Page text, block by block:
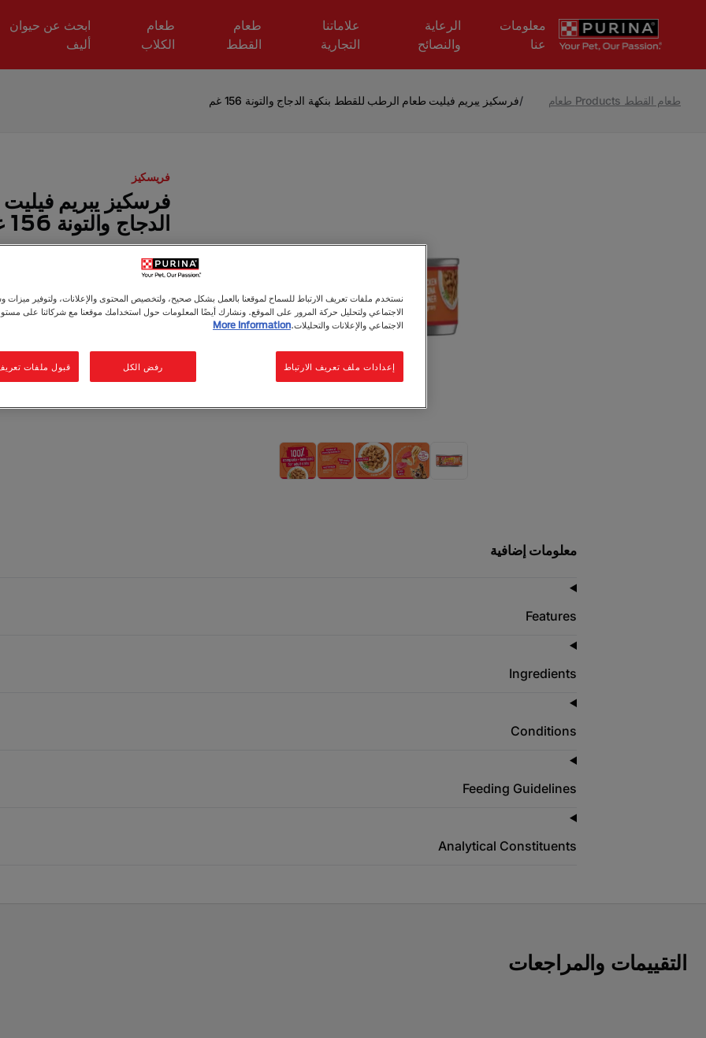
معلومات
عنا
الرعاية
والنصائح
علاماتنا
التجارية
طعام
القطط
طعام
الكلاب
ابحث عن حيوان
أليف
طعام القطط Products طعام /فرسكيز يبريم فيليت طعام الرطب للقطط بنكهة الدجاج والتونة 156 غم
فريسكيز
فرسكيز يبريم
الدجاج والتونة 156 غم
طعام رطب
معلومات إضافية
Features
Ingredients
Conditions
Feeding Guidelines
Analytical Constituents
التقييمات والمراجعات
نستخدم ملفات تعريف الارتباط للسماح لموقعنا بالعمل بشكل صحيح، ولتخصيص المحتوى والإعلانات، ولتوفير ميزات
الاجتماعي ولتحليل حركة المرور على الموقع. ونشارك أيضًا المعلومات حول استخدامك موقعنا مع شركائنا على
الاجتماعي والإعلانات والتحليلات. More Information
إعدادات ملف تعريف الارتباط رفض الكل قبول ملفات تعريف